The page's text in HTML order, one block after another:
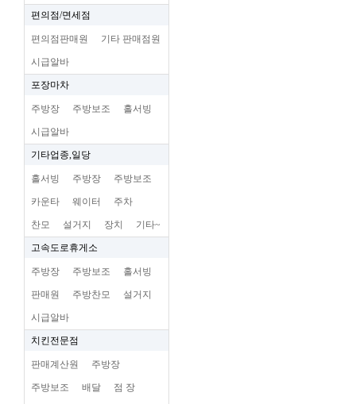
편의점/면세점
편의점판매원 기타 판매점원
시급알바
포장마차
주방장 주방보조 홀서빙
시급알바
기타업종,일당
홀서빙 주방장 주방보조
카운타 웨이터 주차
찬모 설거지 장치 기타~
고속도로휴게소
주방장 주방보조 홀서빙
판매원 주방찬모 설거지
시급알바
치킨전문점
판매계산원 주방장
주방보조 배달 점 장